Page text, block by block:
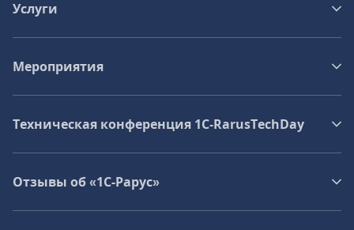
Услуги
Мероприятия
Техническая конференция 1C‑RarusTechDay
Отзывы об «1С-Рарус»